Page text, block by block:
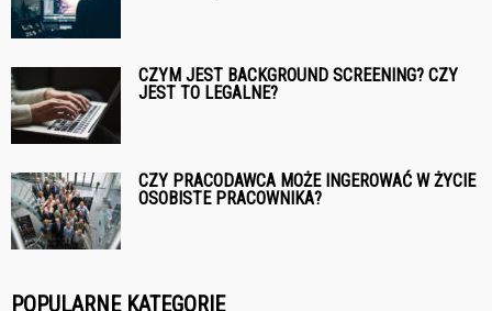
CZYM JEST BACKGROUND SCREENING? CZY
JEST TO LEGALNE?
CZY PRACODAWCA MOŻE INGEROWAĆ W ŻYCIE
OSOBISTE PRACOWNIKA?
POPULARNE KATEGORIE